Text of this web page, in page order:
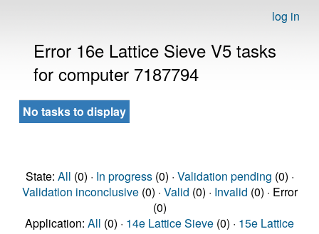
log in
Error 16e Lattice Sieve V5 tasks
for computer 7187794
No tasks to display
State: All (0) · In progress(0) · Validation pending (0) ·
Validation inconclusive(0) · Valid (0) · Invalid (0) · Error
(0)
Application: All (0) · 14e Lattice Sieve (0) · 15e Lattice